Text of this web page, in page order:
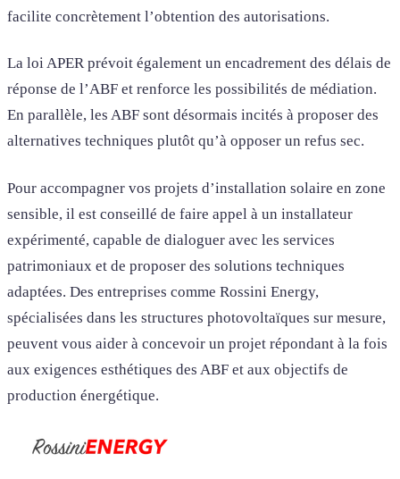
facilite concrètement l’obtention des autorisations.
La loi APER prévoit également un encadrement des délais de
réponse de l’ABF et renforce les possibilités de médiation.
En parallèle, les ABF sont désormais incités à proposer des
alternatives techniques plutôt qu’à opposer un refus sec.
Pour accompagner vos projets d’installation solaire en zone
sensible, il est conseillé de faire appel à un installateur
expérimenté, capable de dialoguer avec les services
patrimoniaux et de proposer des solutions techniques
adaptées. Des entreprises comme Rossini Energy,
spécialisées dans les structures photovoltaïques sur mesure,
peuvent vous aider à concevoir un projet répondant à la fois
aux exigences esthétiques des ABF et aux objectifs de
production énergétique.